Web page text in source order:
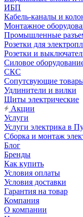
ИБП
Кабель-каналы и
Монтажное
Промышленные
Розетки для
Розетки и
Силовое
СКС
Сопутсвующие
Удлинители и вилки
Щиты электрические
Акции
Услуги
Услуги электрика в
Сборка и монтаж
Блог
Бренды
Как купить
Условия оплаты
Условия доставки
Гарантия на товар
Компания
О компании